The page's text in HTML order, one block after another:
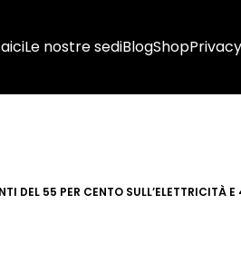
Le nostre sediBlogShop
DEL 55 PER CENTO SULL’ELETTRICITÀ E